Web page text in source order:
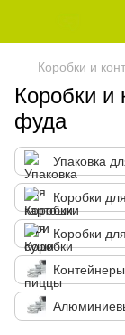
Коробки и
Коробки и
фуда
Упаковка
Коробки
Коробки